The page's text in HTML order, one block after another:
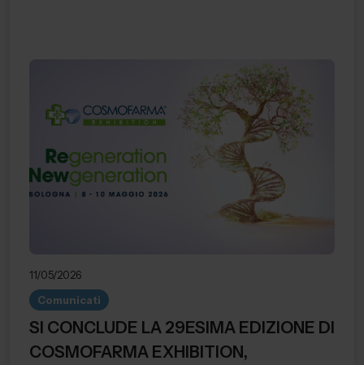
11/05/2026
Comunicati
SI CONCLUDE LA 29ESIMA EDIZIONE DI
COSMOFARMA EXHIBITION,